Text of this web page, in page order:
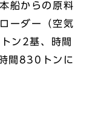
船からの原料
ーダー（空気
ン2基、時間
間830トンに